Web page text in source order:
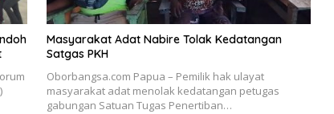
Masyarakat Adat Nabire Tolak Kedatangan
Satgas PKH
Oborbangsa.com Papua – Pemilik hak ulayat
masyarakat adat menolak kedatangan petugas
gabungan Satuan Tugas Penertiban…